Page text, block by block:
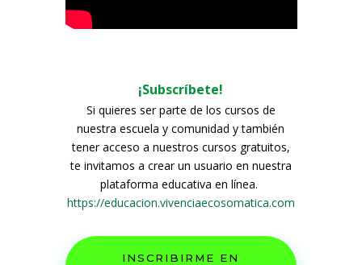
¡Subscríbete!
Si quieres ser parte de los cursos de
nuestra escuela y comunidad y también
tener acceso a nuestros cursos gratuitos,
te invitamos a crear un usuario en nuestra
plataforma educativa en línea.
https://educacion.vivenciaecosomatica.com
INSCRIBIRME EN